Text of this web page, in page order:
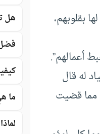
بقلوبهم،
له قال
مما قضيت
هل
ما